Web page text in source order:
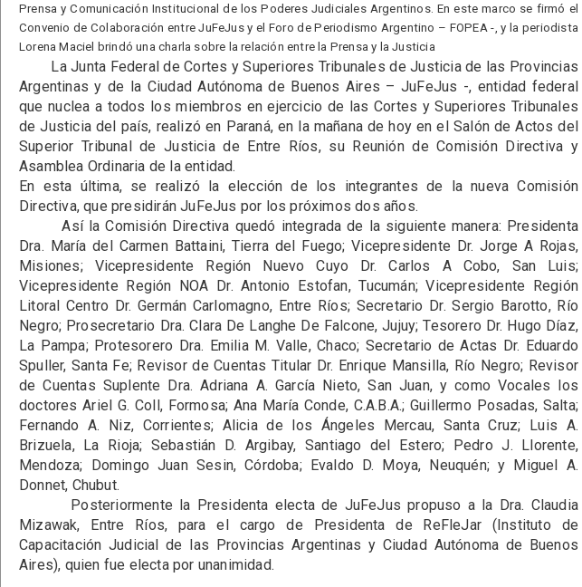
Prensa y Comunicación Institucional de los Poderes Judiciales Argentinos. En este marco se firmó el
Convenio de Colaboración entre JuFeJus y el Foro de Periodismo Argentino – FOPEA -, y la periodista
Lorena Maciel brindó una charla sobre la relación entre la Prensa y la Justicia
La Junta Federal de Cortes y Superiores Tribunales de Justicia de las Provincias
Argentinas y de la Ciudad Autónoma de Buenos Aires – JuFeJus -, entidad federal
que nuclea a todos los miembros en ejercicio de las Cortes y Superiores Tribunales
de Justicia del país, realizó en Paraná, en la mañana de hoy en el Salón de Actos del
Superior Tribunal de Justicia de Entre Ríos, su Reunión de Comisión Directiva y
Asamblea Ordinaria de la entidad.
En esta última, se realizó la elección de los integrantes de la nueva Comisión
Directiva, que presidirán JuFeJus por los próximos dos años.
Así la Comisión Directiva quedó integrada de la siguiente manera: Presidenta
Dra. María del Carmen Battaini, Tierra del Fuego; Vicepresidente Dr. Jorge A Rojas,
Misiones; Vicepresidente Región Nuevo Cuyo Dr. Carlos A Cobo, San Luis;
Vicepresidente Región NOA Dr. Antonio Estofan, Tucumán; Vicepresidente Región
Litoral Centro Dr. Germán Carlomagno, Entre Ríos; Secretario Dr. Sergio Barotto, Río
Negro; Prosecretario Dra. Clara De Langhe De Falcone, Jujuy; Tesorero Dr. Hugo Díaz,
La Pampa; Protesorero Dra. Emilia M. Valle, Chaco; Secretario de Actas Dr. Eduardo
Spuller, Santa Fe; Revisor de Cuentas Titular Dr. Enrique Mansilla, Río Negro; Revisor
de Cuentas Suplente Dra. Adriana A. García Nieto, San Juan, y como Vocales los
doctores Ariel G. Coll, Formosa; Ana María Conde, C.A.B.A.; Guillermo Posadas, Salta;
Fernando A. Niz, Corrientes; Alicia de los Ángeles Mercau, Santa Cruz; Luis A.
Brizuela, La Rioja; Sebastián D. Argibay, Santiago del Estero; Pedro J. Llorente,
Mendoza; Domingo Juan Sesin, Córdoba; Evaldo D. Moya, Neuquén; y Miguel A.
Donnet, Chubut.
Posteriormente la Presidenta electa de JuFeJus propuso a la Dra. Claudia
Mizawak, Entre Ríos, para el cargo de Presidenta de ReFleJar (Instituto de
Capacitación Judicial de las Provincias Argentinas y Ciudad Autónoma de Buenos
Aires), quien fue electa por unanimidad.